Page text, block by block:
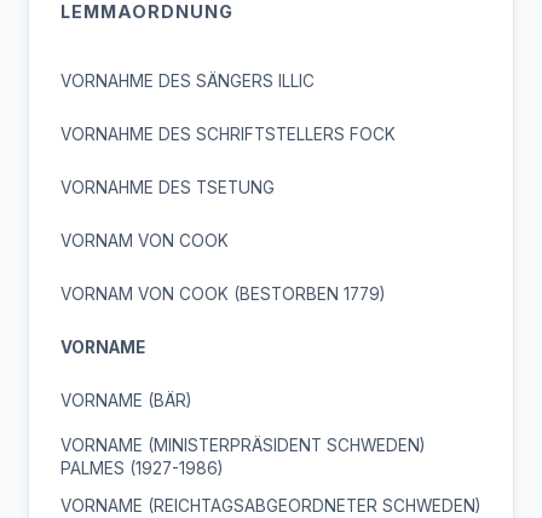
LEMMAORDNUNG
VORNAHME DES SÄNGERS ILLIC
VORNAHME DES SCHRIFTSTELLERS FOCK
VORNAHME DES TSETUNG
VORNAM VON COOK
VORNAM VON COOK (BESTORBEN 1779)
VORNAME
VORNAME (BÄR)
VORNAME (MINISTERPRÄSIDENT SCHWEDEN)
PALMES (1927-1986)
VORNAME (REICHTAGSABGEORDNETER SCHWEDEN)